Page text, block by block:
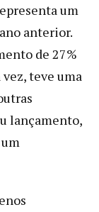
um
anterior.
de 27%
vez, teve uma
lançamento,